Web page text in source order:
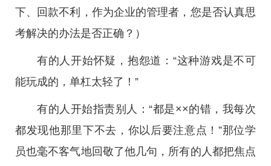
下、回款不利，作为企业的管理者，您是否认真思
考解决的办法是否正确？）
有的人开始怀疑，抱怨道：“这种游戏是不可
能玩成的，单杠太轻了！”
有的人开始指责别人：“都是××的错，我每次
都发现他那里下不去，你以后要注意点！”那位学
员也毫不客气地回敬了他几句，所有的人都把焦点